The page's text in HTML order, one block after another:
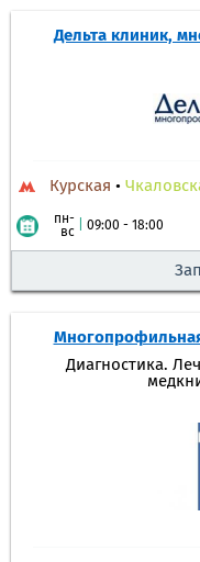
Дельта клиник,
Курская •
пн-
вс
09:00 - 18:00
Диагностика.